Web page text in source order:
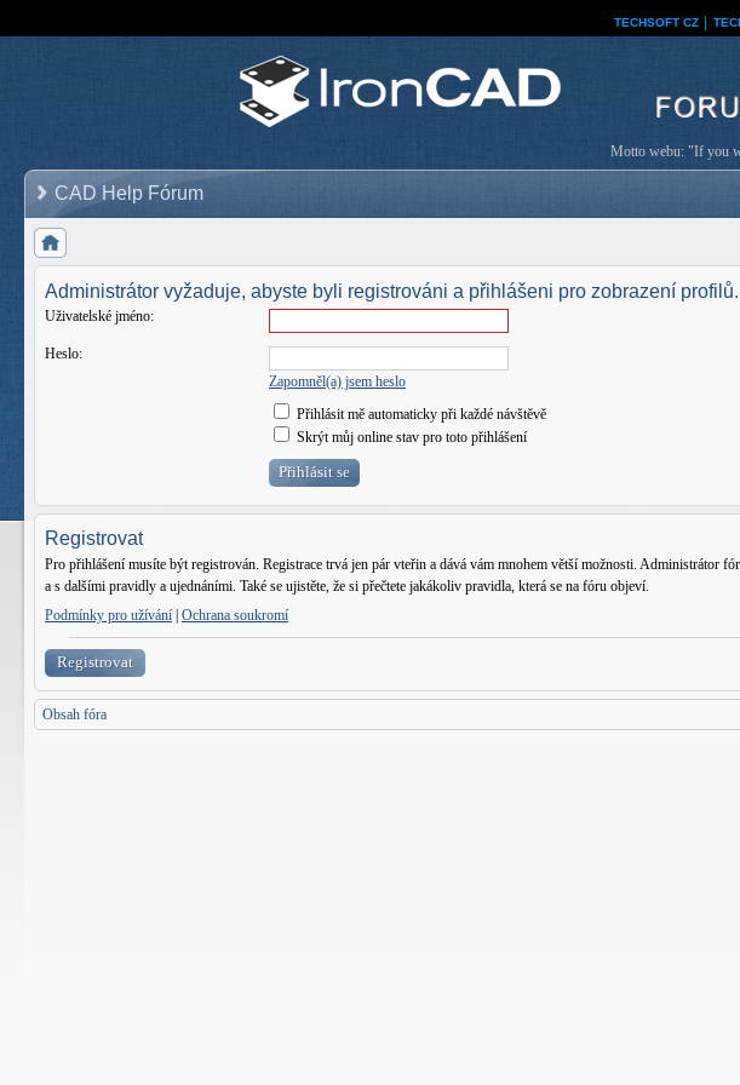
TECHSOFT CZ
Motto webu: "If you
CAD Help Fórum
Administrátor vyžaduje, abyste byli registrováni a přihlášeni pro zobrazení profilů.
Uživatelské jméno:
Heslo:
Zapomněl(a) jsem heslo
Přihlásit mě automaticky při každé návštěvě
Skrýt můj online stav pro toto přihlášení
Registrovat
Pro přihlášení musíte být registrován. Registrace trvá jen pár vteřin a dává vám mnohem větší možnosti. Administrátor
a s dalšími pravidly a ujednáními. Také se ujistěte, že si přečtete jakákoliv pravidla, která se na fóru objeví.
Podmínky pro užívání Ochrana soukromí
Registrovat
Obsah fóra